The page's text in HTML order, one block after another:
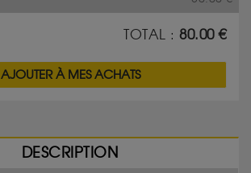
TOTAL :80.00€
AJOUTER À MES ACHATS
DESCRIPTION